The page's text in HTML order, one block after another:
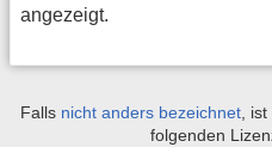
angezeigt.
Falls nicht anders bezeichnet, ist
folgenden